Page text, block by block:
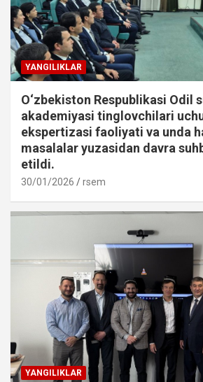
YANGILIKLAR
O‘zbekiston Respublikasi Odil
akademiyasi tinglovchilari
ekspertizasi faoliyati va unda
masalalar yuzasidan davra
etildi.
30/01/2026 rsem
YANGILIKLAR